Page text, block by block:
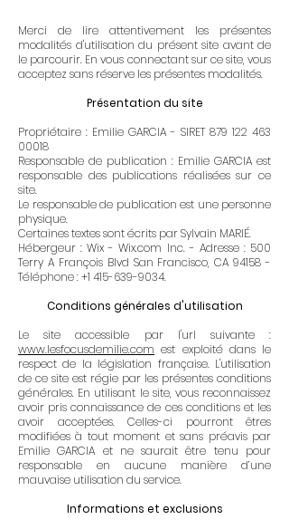
Merci de lire attentivement les présentes
modalités d'utilisation du présent site avant de
le parcourir. En vous connectant sur ce site, vous
acceptez sans réserve les présentes modalités.
Présentation du site
Propriétaire : Emilie GARCIA - SIRET 879 122 463
00018
Responsable de publication : Emilie GARCIA est
responsable des publications réalisées sur ce
site.
Le responsable de publication est une personne
physique.
Certaines textes sont écrits par Sylvain MARIÉ.
Hébergeur : Wix - Wix.com Inc. - Adresse : 500
Terry A François Blvd San Francisco, CA 94158 -
Téléphone :+1 415-639-9034.
Conditions générales d'utilisation
Le site accessible par l'url suivante :
www.lesfocusdemilie.com est exploité dans le
respect de la législation française. L'utilisation
de ce site est régie par les présentes conditions
générales. En utilisant le site, vous reconnaissez
avoir pris connaissance de ces conditions et les
avoir acceptées. Celles-ci pourront êtres
modifiées à tout moment et sans préavis par
Emilie GARCIA et ne saurait être tenu pour
responsable en aucune manière d’une
mauvaise utilisation du service.
Informations et exclusions